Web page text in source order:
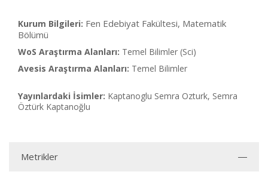
Kurum Bilgileri: Fen Edebiyat Fakültesi, Matematik
Bölümü
WoS Araştırma Alanları: Temel Bilimler (Sci)
Avesis Araştırma Alanları: Temel Bilimler
Yayınlardaki İsimler: Kaptanoglu Semra Ozturk, Semra
Öztürk Kaptanoğlu
Metrikler